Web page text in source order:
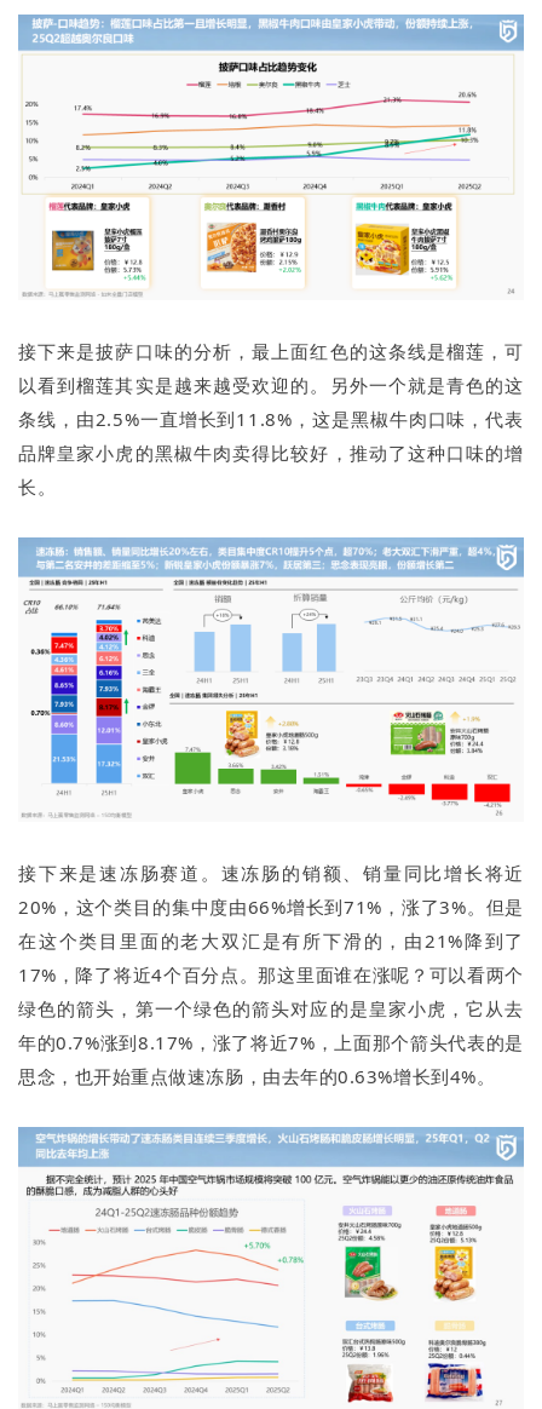
接下来是披萨口味的分析，最上面红色的这条线是榴莲，可
以看到榴莲其实是越来越受欢迎的。另外一个就是青色的这
条线，由2.5%一直增长到11.8%，这是黑椒牛肉口味，代表
品牌皇家小虎的黑椒牛肉卖得比较好，推动了这种口味的增
长。
接下来是速冻肠赛道。速冻肠的销额、销量同比增长将近
20%，这个类目的集中度由66%增长到71%，涨了3%。但是
在这个类目里面的老大双汇是有所下滑的，由21%降到了
17%，降了将近4个百分点。那这里面谁在涨呢？可以看两个
绿色的箭头，第一个绿色的箭头对应的是皇家小虎，它从去
年的0.7%涨到8.17%，涨了将近7%，上面那个箭头代表的是
思念，也开始重点做速冻肠，由去年的0.63%增长到4%。